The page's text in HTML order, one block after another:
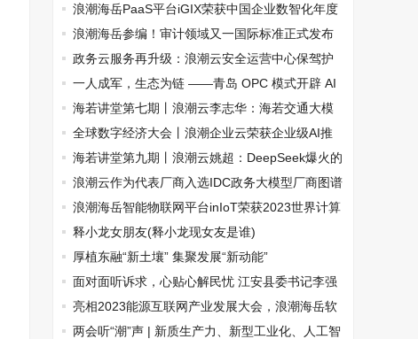
25浪潮海岳PaaS平台iGIX荣获中国企业数智化年度
先锋产品
浪潮海岳参编！审计领域又一国际标准正式发布
政务云服务再升级：浪潮云安全运营中心保驾护
航之资产管理篇
一人成军，生态为链 ——青岛 OPC 模式开辟 AI
视听新质生产力赛道
海若讲堂第七期丨浪潮云李志华：海若交通大模
型赋能交通设施病害智能检测
全球数字经济大会丨浪潮企业云荣获企业级AI推
进计划先锋企业
海若讲堂第九期丨浪潮云姚超：DeepSeek爆火的
思考与行动
浪潮云作为代表厂商入选IDC政务大模型厂商图谱
浪潮海岳智能物联网平台inIoT荣获2023世界计算
大会优秀成果
释小龙女朋友(释小龙现女友是谁)
厚植东融“新土壤” 集聚发展“新动能”
面对面听诉求，心贴心解民忧 江安县委书记李强
到信访接待中心接访群众
亮相2023能源互联网产业发展大会，浪潮海岳软
件助力数字能源发展
两会听“潮”声 | 新质生产力、新型工业化、人工智